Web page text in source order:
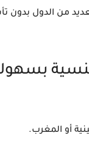
من الدول بدون
أو المغرب.